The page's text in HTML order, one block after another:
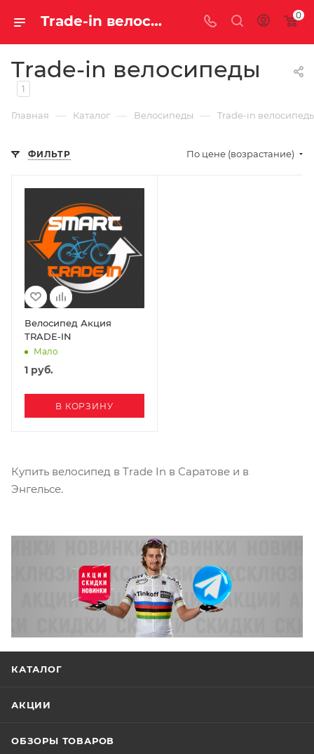
Trade-in велосипеды купить недорого с доставкой 0
Trade-in велосипеды
1
Главная — Каталог — Велосипеды — Trade-in
ФИЛЬТР По цене (возрастание)
Велосипед Акция
TRADE-IN
Мало
1 руб.
В КОРЗИНУ
Купить велосипед в Trade In в Саратове и в
Энгельсе.
КАТАЛОГ
АКЦИИ
ОБЗОРЫ ТОВАРОВ